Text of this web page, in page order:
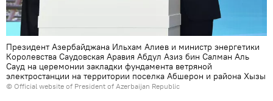
Президент Азербайджана Ильхам Алиев и министр энергетики
Королевства Саудовская Аравия Абдул Азиз бин Салман Аль
Сауд на церемонии закладки фундамента ветряной
электростанции на территории поселка Абшерон и района Хызы
© Official website of President of Azerbaijan Republic